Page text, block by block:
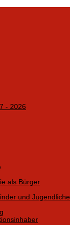
- 2026
als Bürger
und Jugendliche